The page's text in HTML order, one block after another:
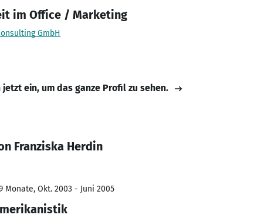
im Office / Marketing
GmbH
jetzt ein, um das ganze Profil zu sehen.
Franziska Herdin
Monate, Okt. 2003 - Juni 2005